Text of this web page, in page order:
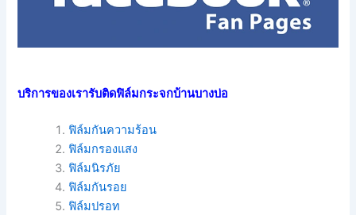
บริการของเรารับติดฟิล์มกระจกบ้านบางบ่อ
ฟิล์มกันความร้อน
ฟิล์มกรองแสง
ฟิล์มนิรภัย
ฟิล์มกันรอย
ฟิล์มปรอท